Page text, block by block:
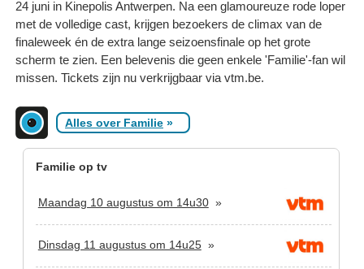
24 juni in Kinepolis Antwerpen. Na een glamoureuze rode loper
met de volledige cast, krijgen bezoekers de climax van de
finaleweek én de extra lange seizoensfinale op het grote
scherm te zien. Een belevenis die geen enkele 'Familie'-fan wil
missen. Tickets zijn nu verkrijgbaar via vtm.be.
Alles over Familie »
Familie op tv
Maandag 10 augustus om 14u30»
Dinsdag 11 augustus om 14u25»